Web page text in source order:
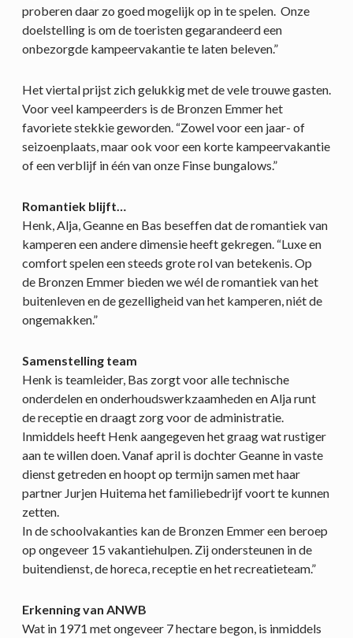
proberen daar zo goed mogelijk op in te spelen. Onze
doelstelling is om de toeristen gegarandeerd een
onbezorgde kampeervakantie te laten beleven.”
Het viertal prijst zich gelukkig met de vele trouwe gasten.
Voor veel kampeerders is de Bronzen Emmer het
favoriete stekkie geworden. “Zowel voor een jaar- of
seizoenplaats, maar ook voor een korte kampeervakantie
of een verblijf in één van onze Finse bungalows.”
Romantiek blijft…
Henk, Alja, Geanne en Bas beseffen dat de romantiek van
kamperen een andere dimensie heeft gekregen. “Luxe en
comfort spelen een steeds grote rol van betekenis. Op
de Bronzen Emmer bieden we wél de romantiek van het
buitenleven en de gezelligheid van het kamperen, niét de
ongemakken.”
Samenstelling team
Henk is teamleider, Bas zorgt voor alle technische
onderdelen en onderhoudswerkzaamheden en Alja runt
de receptie en draagt zorg voor de administratie.
Inmiddels heeft Henk aangegeven het graag wat rustiger
aan te willen doen. Vanaf april is dochter Geanne in vaste
dienst getreden en hoopt op termijn samen met haar
partner Jurjen Huitema het familiebedrijf voort te kunnen
zetten.
In de schoolvakanties kan de Bronzen Emmer een beroep
op ongeveer 15 vakantiehulpen. Zij ondersteunen in de
buitendienst, de horeca, receptie en het recreatieteam.”
Erkenning van ANWB
Wat in 1971 met ongeveer 7 hectare begon, is inmiddels